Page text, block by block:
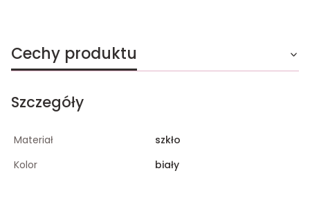
Cechy produktu
Szczegóły
Materiał
szkło
Kolor
biały